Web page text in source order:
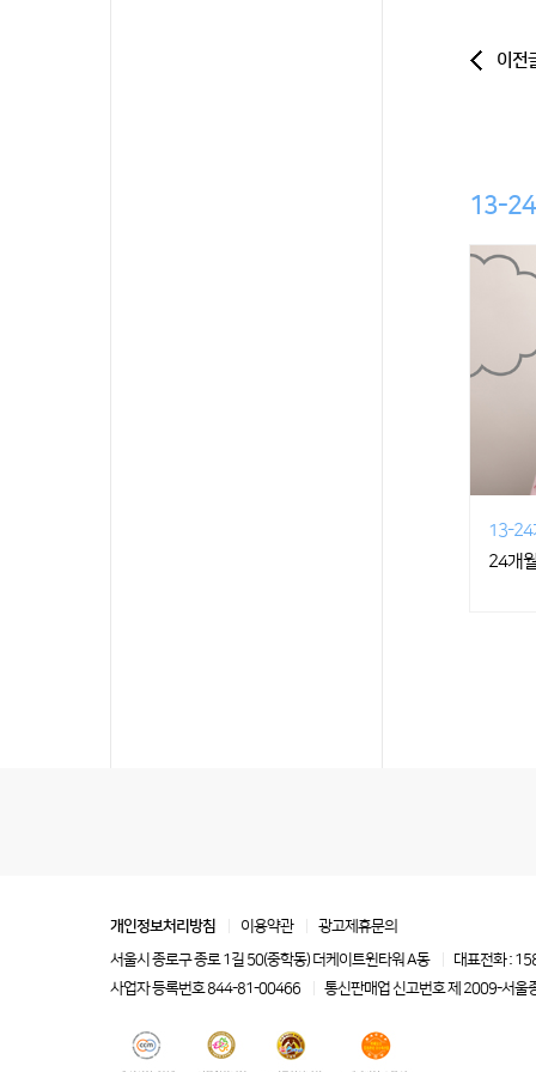
이전
13-
13-24
24개
개인정보처리방침 이용약관
광고제휴문의
서울시 종로구 종로 1길 50(중학동) 더케이트윈타워 A동
대표전화 :
사업자 등록번호 844-81-00466
통신판매업 신고번호 제 2009-서울